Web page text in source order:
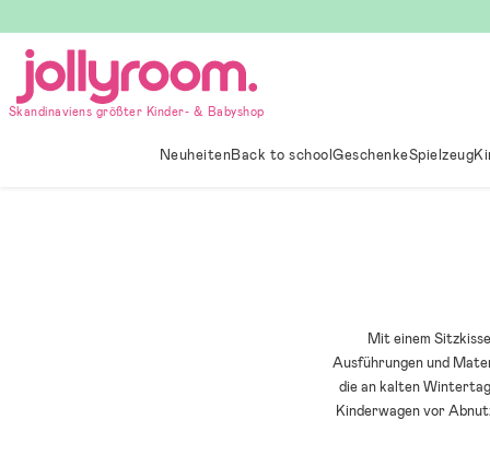
till
innehållet
Skandinaviens größter Kinder- & Babyshop
NeuheitenBack to schoolGeschenkeSpielzeug
Mit einem
Ausführungen und
die an kalten
Kinderwagen vor